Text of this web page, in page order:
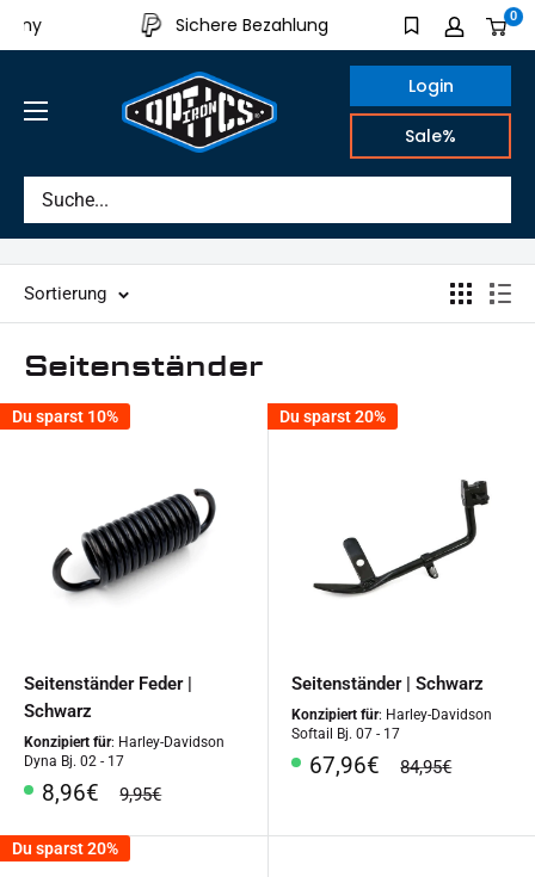
zum
Sichere Bezahlung Aus 0
IRON
Login
Sale%
Sortierung
Seitenständer
Du sparst 10%
Seitenständer Feder |
Schwarz
Konzipiert für: Harley-Davidson
Dyna Bj. 02 - 17
Sonderpreis
8,96€ Normalpreis
9,95€
Du sparst 20%
Seitenständer | Schwarz
Konzipiert für: Harley-Davidson
Softail Bj. 07 - 17
Sonderpreis
67,96€ Normalpreis
84,95€
Du sparst 20%